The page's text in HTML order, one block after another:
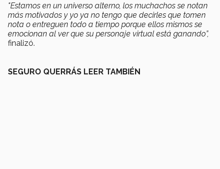
"Estamos en un universo alterno, los muchachos se notan
más motivados y yo ya no tengo que decirles que tomen
nota o entreguen todo a tiempo porque ellos mismos se
emocionan al ver que su personaje virtual está ganando”,
finalizó.
SEGURO QUERRÁS LEER TAMBIÉN